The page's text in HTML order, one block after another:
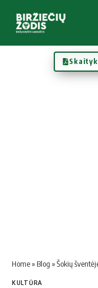
Home» Blog »Šokių
KULTŪRA